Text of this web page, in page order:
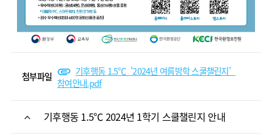
첨부파일
기후행동 1.5℃_'2024년 여름방학 스쿨챌린지'_
참여안내.pdf
기후행동 1.5℃ 2024년 1학기 스쿨챌린지 안내